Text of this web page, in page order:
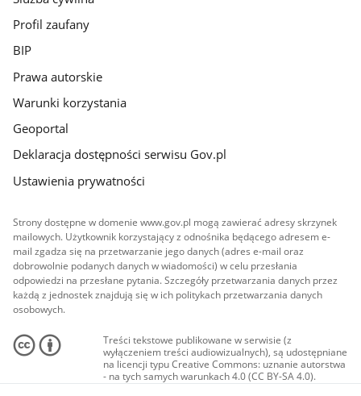
Profil zaufany
BIP
Prawa autorskie
Warunki korzystania
Geoportal
Deklaracja dostępności serwisu Gov.pl
Ustawienia prywatności
Strony dostępne w domenie www.gov.pl mogą zawierać adresy skrzynek
mailowych. Użytkownik korzystający z odnośnika będącego adresem e-
mail zgadza się na przetwarzanie jego danych (adres e-mail oraz
dobrowolnie podanych danych w wiadomości) w celu przesłania
odpowiedzi na przesłane pytania. Szczegóły przetwarzania danych przez
każdą z jednostek znajdują się w ich politykach przetwarzania danych
osobowych.
Treści tekstowe publikowane w serwisie (z
wyłączeniem treści audiowizualnych), są udostępniane
na licencji typu Creative Commons: uznanie autorstwa
- na tych samych warunkach 4.0 (CC BY-SA 4.0).
Materiały audiowizualne, w tym zdjęcia, materiały